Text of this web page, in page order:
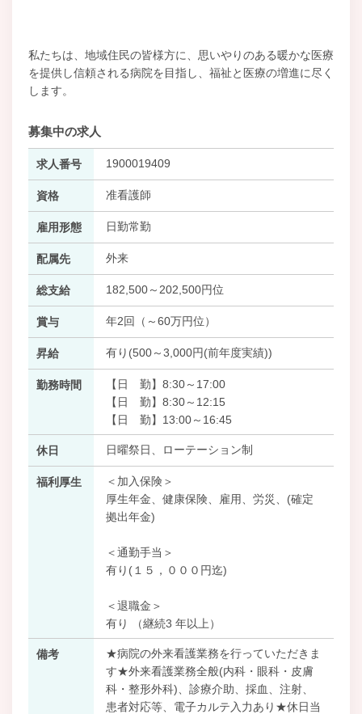
私たちは、地域住民の皆様方に、思いやりのある暖かな医療
を提供し信頼される病院を目指し、福祉と医療の増進に尽く
します。
募集中の求人
求人番号 1900019409
資格 准看護師
雇用形態 日勤常勤
配属先 外来
総支給 182,500～202,500円位
賞与 年2回（～60万円位）
昇給 有り(500～3,000円(前年度実績))
勤務時間
【日 勤】8:30～17:00
【日 勤】8:30～12:15
【日 勤】13:00～16:45
休日 日曜祭日、ローテーション制
福利厚生
＜加入保険＞
厚生年金、健康保険、雇用、労災、(確定
拠出年金)
＜通勤手当＞
有り(１５，０００円迄)
＜退職金＞
有り （継続3 年以上）
備考
★病院の外来看護業務を行っていただきま
す★外来看護業務全般(内科・眼科・皮膚
科・整形外科)、診療介助、採血、注射、
患者対応等、電子カルテ入力あり★休日当